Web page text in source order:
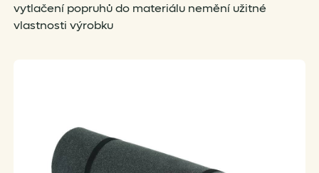
vytlačení popruhů do materiálu nemění užitné
vlastnosti výrobku